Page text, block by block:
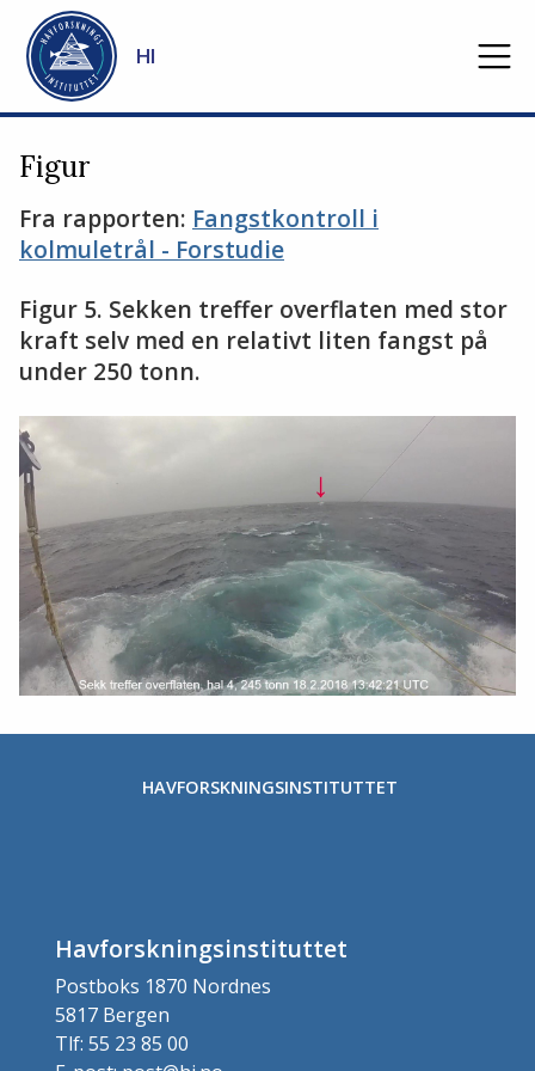
Gå til hovedinnhold
HI
Figur
Fra rapporten: Fangstkontroll i
kolmuletrål - Forstudie
Figur 5. Sekken treffer overflaten med stor
kraft selv med en relativt liten fangst på
under 250 tonn.
HAVFORSKNINGSINSTITUTTET
Havforskningsinstituttet
Postboks 1870 Nordnes
5817 Bergen
Tlf: 55 23 85 00